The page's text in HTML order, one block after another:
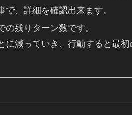
で、詳細を確認出来ます。
残りターン数です。
に減っていき、行動すると最初